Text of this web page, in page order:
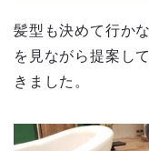
髪型も決めて行か
を見ながら提案し
きました。